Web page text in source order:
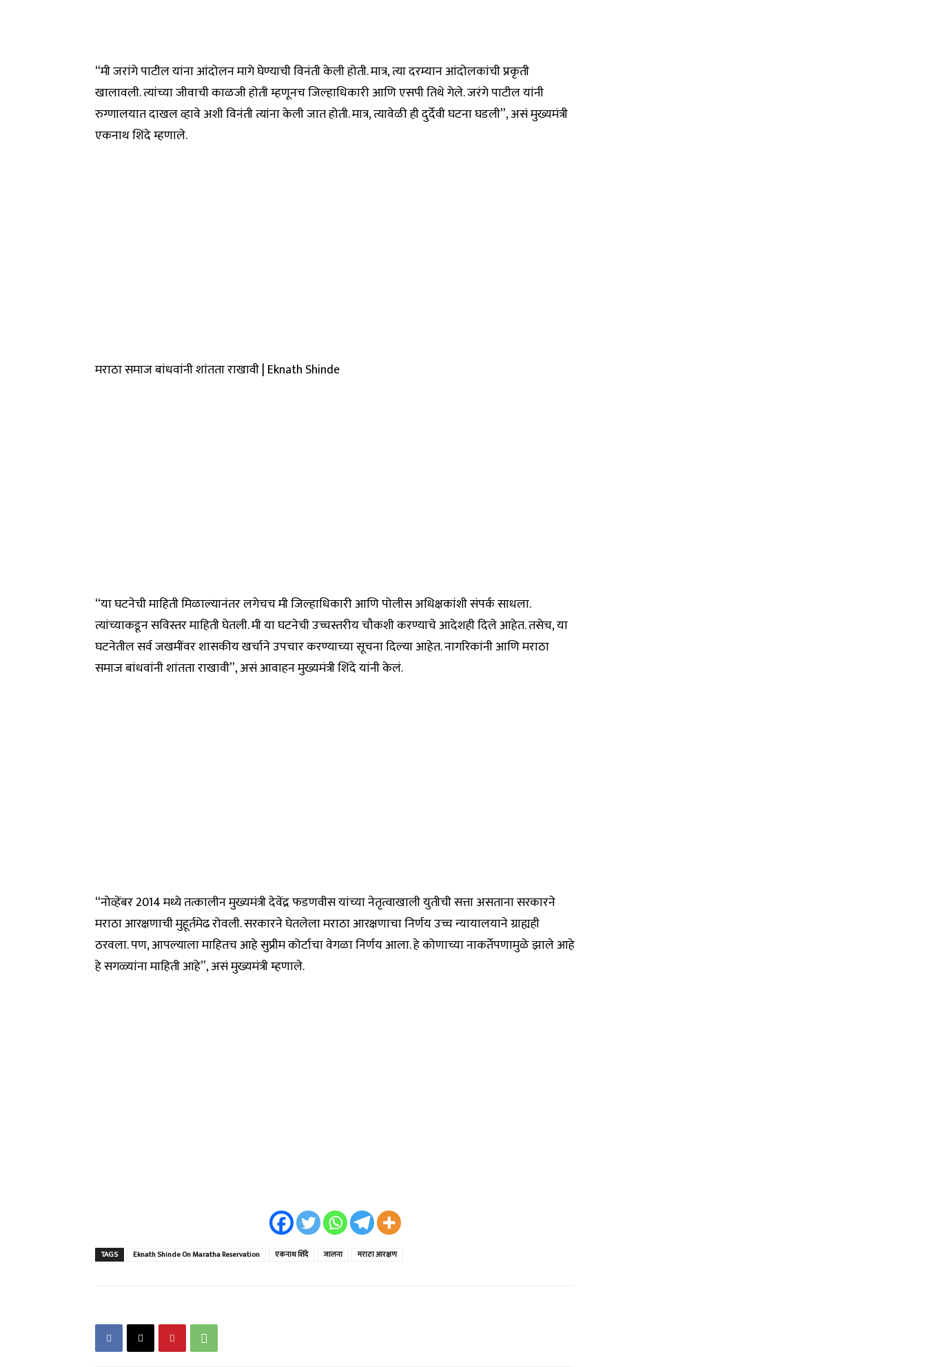
“मी जरांगे पाटील यांना आंदोलन मागे घेण्याची विनंती केली होती. मात्र, त्या दरम्यान आंदोलकांची प्रकृती
खालावली. त्यांच्या जीवाची काळजी होती म्हणूनच जिल्हाधिकारी आणि एसपी तिथे गेले. जरंगे पाटील यांनी
रुग्णालयात दाखल व्हावे अशी विनंती त्यांना केली जात होती. मात्र, त्यावेळी ही दुर्देवी घटना घडली”, असं मुख्यमंत्री
एकनाथ शिंदे म्हणाले.
मराठा समाज बांधवांनी शांतता राखावी | Eknath Shinde
“या घटनेची माहिती मिळाल्यानंतर लगेचच मी जिल्हाधिकारी आणि पोलीस अधिक्षकांशी संपर्क साधला.
त्यांच्याकडून सविस्तर माहिती घेतली. मी या घटनेची उच्चस्तरीय चौकशी करण्याचे आदेशही दिले आहेत. तसेच, या
घटनेतील सर्व जखमींवर शासकीय खर्चाने उपचार करण्याच्या सूचना दिल्या आहेत. नागरिकांनी आणि मराठा
समाज बांधवांनी शांतता राखावी”, असं आवाहन मुख्यमंत्री शिंदे यांनी केलं.
“नोव्हेंबर 2014 मध्ये तत्कालीन मुख्यमंत्री देवेंद्र फडणवीस यांच्या नेतृत्वाखाली युतीची सत्ता असताना सरकारने
मराठा आरक्षणाची मुहूर्तमेढ रोवली. सरकारने घेतलेला मराठा आरक्षणाचा निर्णय उच्च न्यायालयाने ग्राह्यही
ठरवला. पण, आपल्याला माहितच आहे सुप्रीम कोर्टाचा वेगळा निर्णय आला. हे कोणाच्या नाकर्तेपणामुळे झाले आहे
हे सगळ्यांना माहिती आहे”, असं मुख्यमंत्री म्हणाले.
TAGS Eknath Shinde On Maratha Reservation एकनाथ शिंदे जालना मराठा आरक्षण